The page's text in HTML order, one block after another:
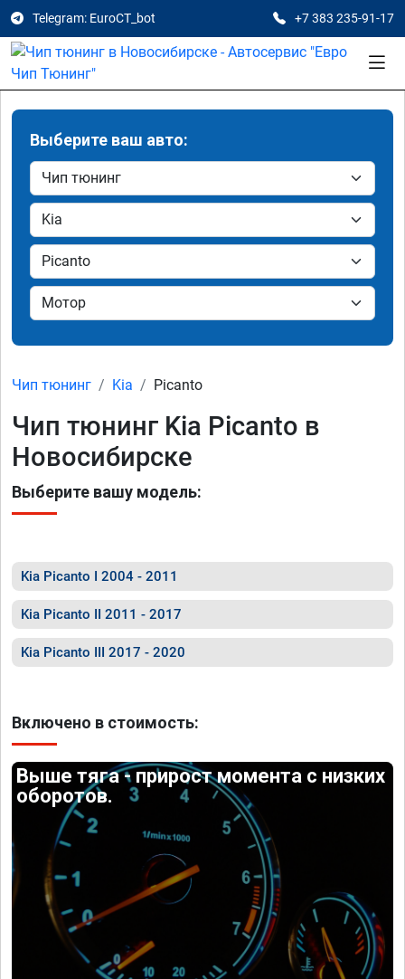
Telegram: EuroCT_bot +7 383 235-91-17
Выберите ваш авто:
Чип тюнинг Kia Picanto
Чип тюнинг Kia Picanto в
Новосибирске
Выберите вашу модель:
Kia Picanto I 2004 - 2011
Kia Picanto II 2011 - 2017
Kia Picanto III 2017 - 2020
Включено в стоимость:
Выше тяга - прирост момента с низких
оборотов.